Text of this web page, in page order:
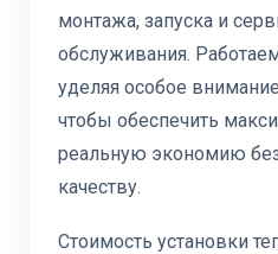
монтажа, запуска и
обслуживания.
уделяя особое
чтобы обеспечить
реальную экономию
качеству.
Стоимость установки